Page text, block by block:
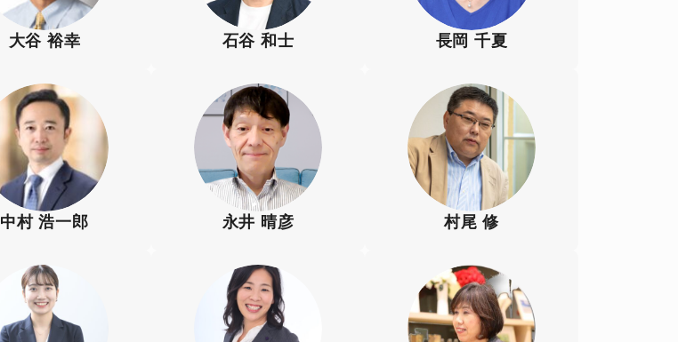
大谷 裕幸 石谷 和士 長岡 千夏
中村 浩一郎 永井 晴彦 村尾 修